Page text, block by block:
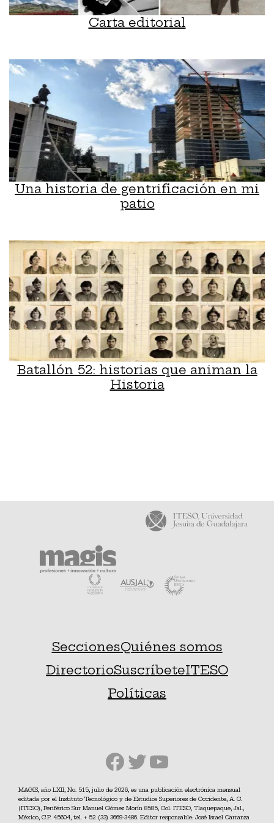
Carta editorial
Una historia de gentrificación en mi
patio
Batallón 52: historias que animan la
Historia
SeccionesQuiénes somos
DirectorioSuscríbeteITESO
Políticas
Facebook
Twitter
YouTube
MAGIS, año LXII, No. 515, julio de 2026, es una publicación electrónica mensual
editada por el Instituto Tecnológico y de Estudios Superiores de Occidente, A. C.
(ITESO), Periférico Sur Manuel Gómez Morín 8585, Col. ITESO, Tlaquepaque, Jal.,
México, C.P. 45604, tel. + 52 (33) 3669-3486. Editor responsable: José Israel Carranza